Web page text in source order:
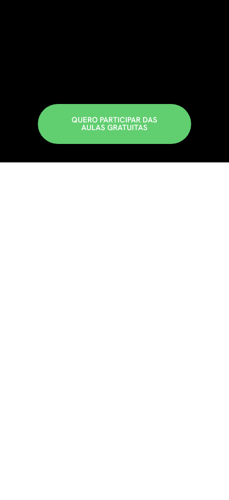
QUERO PARTICIPAR DAS
AULAS GRATUITAS